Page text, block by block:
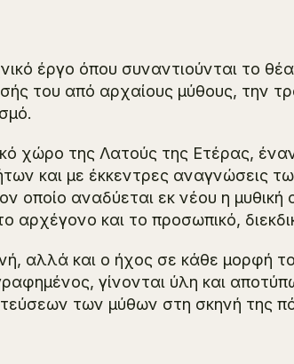
έργο όπου συναντιούνται το
του από αρχαίους μύθους, την
χώρο της Λατούς της Ετέρας,
και με έκκεντρες αναγνώσεις
οποίο αναδύεται εκ νέου η
αρχέγονο και το προσωπικό,
αλλά και ο ήχος σε κάθε μορφή
γίνονται ύλη και
των μύθων στη σκηνή της